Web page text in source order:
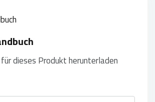
dieses Produkt herunterladen